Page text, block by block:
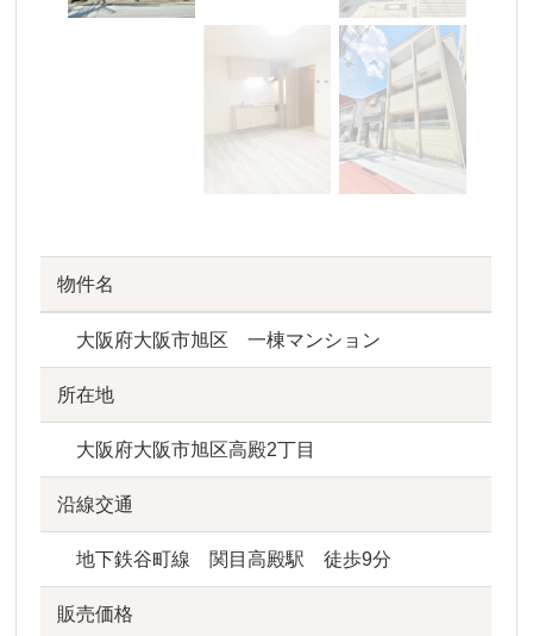
物件名
大阪府大阪市旭区 一棟マンション
所在地
大阪府大阪市旭区高殿2丁目
沿線交通
地下鉄谷町線 関目高殿駅 徒歩9分
販売価格